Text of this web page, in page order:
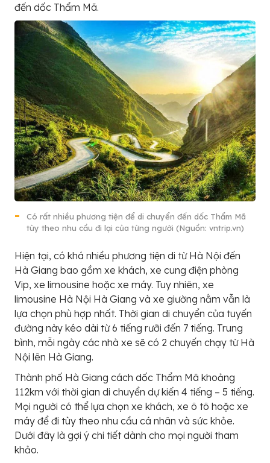
đến dốc Thẩm Mã.
Có rất nhiều phương tiện để di chuyển đến dốc Thẩm Mã
tùy theo nhu cầu đi lại của từng người (Nguồn: vntrip.vn)
Hiện tại, có khá nhiều phương tiện di từ Hà Nội đến
Hà Giang bao gồm xe khách, xe cung điện phòng
Vip, xe limousine hoặc xe máy. Tuy nhiên, xe
limousine Hà Nội Hà Giang và xe giường nằm vẫn là
lựa chọn phù hợp nhất. Thời gian di chuyển của tuyến
đường này kéo dài từ 6 tiếng rưỡi đến 7 tiếng. Trung
bình, mỗi ngày các nhà xe sẽ có 2 chuyến chạy từ Hà
Nội lên Hà Giang.
Thành phố Hà Giang cách dốc Thẩm Mã khoảng
112km với thời gian di chuyển dự kiến 4 tiếng – 5 tiếng.
Mọi người có thể lựa chọn xe khách, xe ô tô hoặc xe
máy để đi tùy theo nhu cầu cá nhân và sức khỏe.
Dưới đây là gợi ý chi tiết dành cho mọi người tham
khảo.